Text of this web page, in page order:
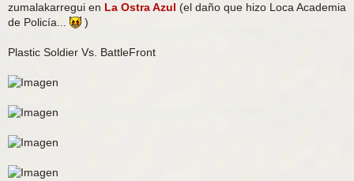
zumalakarregui en La Ostra Azul (el daño que hizo Loca Academia
de Policía...
)
Plastic Soldier Vs. BattleFront